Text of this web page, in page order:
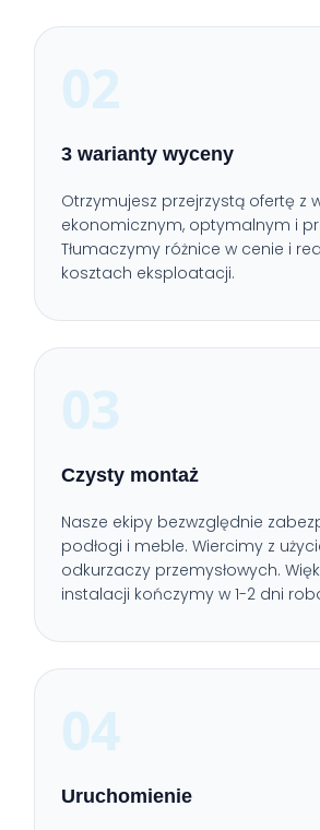
02
3 warianty wyceny
Otrzymujesz przejrzystą ofertę z
ekonomicznym, optymalnym i
Tłumaczymy różnice w cenie i
kosztach eksploatacji.
03
Czysty montaż
Nasze ekipy bezwzględnie
podłogi i meble. Wiercimy z
odkurzaczy przemysłowych.
instalacji kończymy w 1-2 dni
04
Uruchomienie